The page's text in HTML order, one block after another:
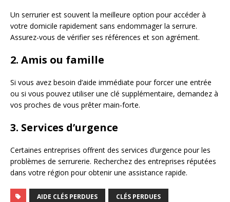
Un serrurier est souvent la meilleure option pour accéder à
votre domicile rapidement sans endommager la serrure.
Assurez-vous de vérifier ses références et son agrément.
2. Amis ou famille
Si vous avez besoin d’aide immédiate pour forcer une entrée
ou si vous pouvez utiliser une clé supplémentaire, demandez à
vos proches de vous prêter main-forte.
3. Services d’urgence
Certaines entreprises offrent des services d’urgence pour les
problèmes de serrurerie. Recherchez des entreprises réputées
dans votre région pour obtenir une assistance rapide.
AIDE CLÉS PERDUES CLÉS PERDUES